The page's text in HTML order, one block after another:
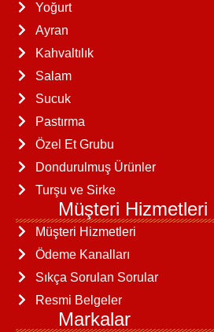
Yoğurt
Ayran
Kahvaltılık
Salam
Sucuk
Pastırma
Özel Et Grubu
Dondurulmuş Ürünler
Turşu ve Sirke
Müşteri Hizmetleri
Müşteri Hizmetleri
Ödeme Kanalları
Sıkça Sorulan Sorular
Resmi Belgeler
Markalar